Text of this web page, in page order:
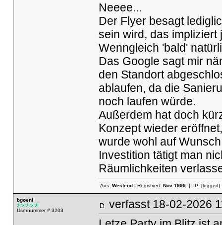
Neeee...
Der Flyer besagt
sein wird, das impliziert
Wenngleich 'bald'
Das Google sagt mir
den Standort
ablaufen, da die
noch laufen würde.
Außerdem hat doch
Konzept wieder
wurde wohl auf
Investition tätigt man
Räumlichkeiten
Aus: Westend| Registriert: Nov 1999| IP: [logged]
bgoeni
Usernummer # 3203
verfasst 18-02-